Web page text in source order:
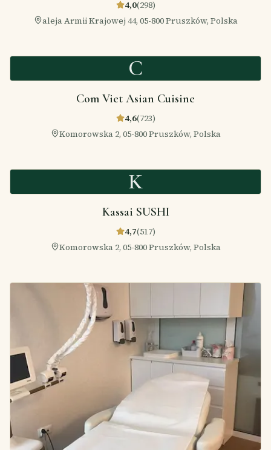
4,0(298)
aleja Armii Krajowej 44, 05-800 Pruszków, Polska
C
Com Viet Asian Cuisine
4,6(723)
Komorowska 2, 05-800 Pruszków, Polska
K
Kassai SUSHI
4,7(517)
Komorowska 2, 05-800 Pruszków, Polska